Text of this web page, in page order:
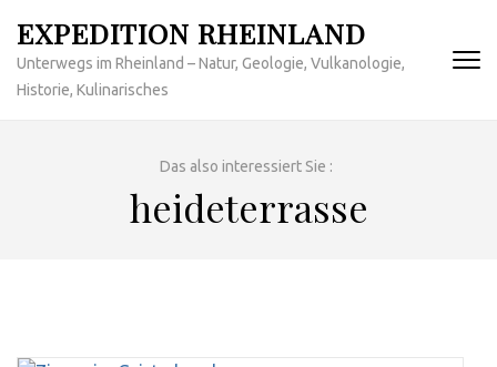
Inhalt
springen
(Enter
EXPEDITION RHEINLAND
Unterwegs im Rheinland – Natur, Geologie, Vulkanologie,
Historie, Kulinarisches
Das also interessiert Sie :
heideterrasse